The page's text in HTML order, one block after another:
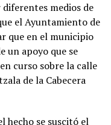
medios de
el Ayuntamiento de
que en el municipio
un apoyo que se
curso sobre la calle
de la Cabecera
hecho se suscitó el